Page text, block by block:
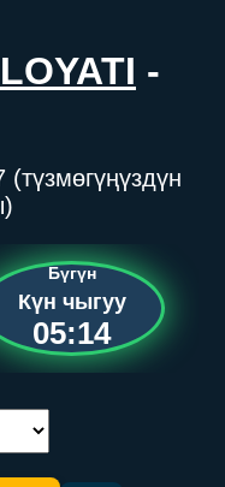
-
(түзмөгүңүздүн
Бүгүн
Күн чыгуу
05:14